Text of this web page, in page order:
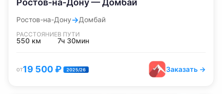
Ростов-на-Дону — Домбай
Ростов-на-Дону→Домбай
РАССТОЯНИЕ
550 км
В ПУТИ
7ч 30мин
от19 500₽ 2025/26 Заказать →